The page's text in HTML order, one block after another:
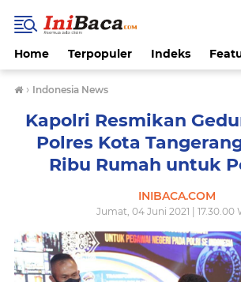
Home Terpopuler Indeks
› Indonesia News
Kapolri Resmikan
Polres Kota
Ribu Rumah untuk
INIBACA.COM
Jumat, 04 Juni 2021 | 17.30.00